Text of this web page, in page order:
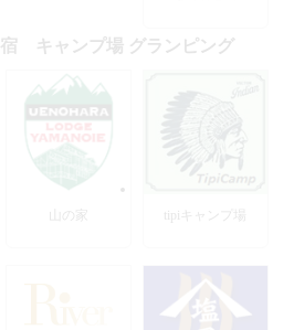
宿 キャンプ場 グランピング
山の家 tipiキャンプ場